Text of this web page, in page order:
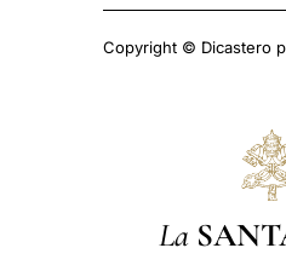
Copyright © Dicastero
La